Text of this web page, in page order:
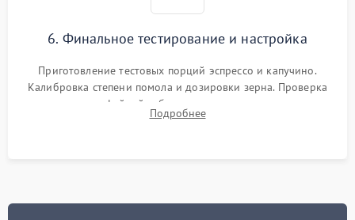
6. Финальное тестирование и настройка
Приготовление тестовых порций эспрессо и капучино.
Калибровка степени помола и дозировки зерна. Проверка
плотности кофейной таблетки, температуры напитка и
качества молочной пены. Контроль отсутствия посторонних
Подробнее